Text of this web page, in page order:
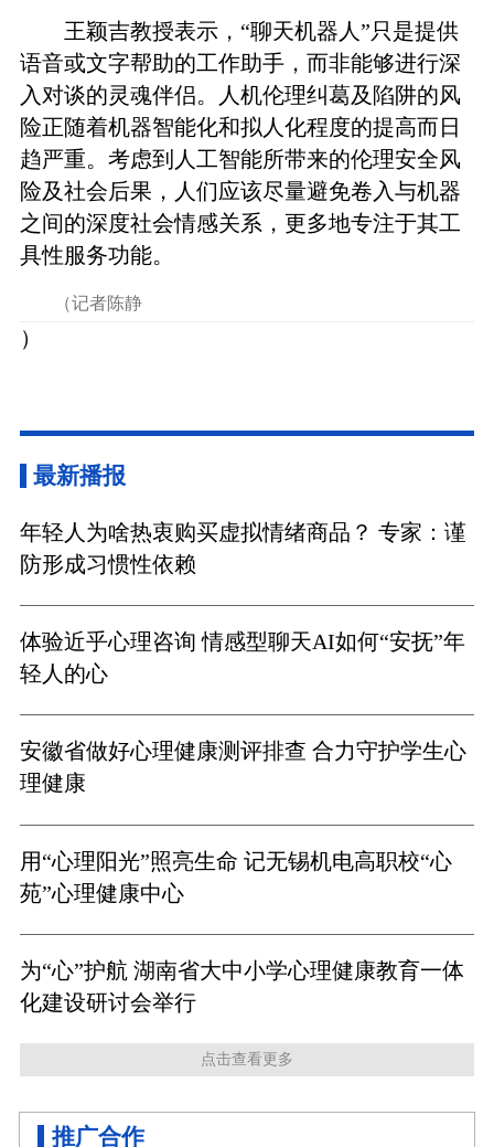
王颖吉教授表示，“聊天机器人”只是提供
语音或文字帮助的工作助手，而非能够进行深
入对谈的灵魂伴侣。人机伦理纠葛及陷阱的风
险正随着机器智能化和拟人化程度的提高而日
趋严重。考虑到人工智能所带来的伦理安全风
险及社会后果，人们应该尽量避免卷入与机器
之间的深度社会情感关系，更多地专注于其工
具性服务功能。
（记者陈静
）
最新播报
年轻人为啥热衷购买虚拟情绪商品？ 专家：谨
防形成习惯性依赖
体验近乎心理咨询 情感型聊天AI如何“安抚”年
轻人的心
安徽省做好心理健康测评排查 合力守护学生心
理健康
用“心理阳光”照亮生命 记无锡机电高职校“心
苑”心理健康中心
为“心”护航 湖南省大中小学心理健康教育一体
化建设研讨会举行
点击查看更多
推广合作